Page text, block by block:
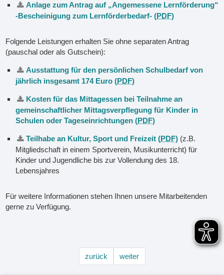
Anlage zum Antrag auf „Angemessene Lernförderung“
-Bescheinigung zum Lernförderbedarf- (PDF)
Folgende Leistungen erhalten Sie ohne separaten Antrag
(pauschal oder als Gutschein):
Ausstattung für den persönlichen Schulbedarf von
jährlich insgesamt 174 Euro (PDF)
Kosten für das Mittagessen bei Teilnahme an
gemeinschaftlicher Mittagsverpflegung für Kinder in
Schulen oder Tageseinrichtungen (PDF)
Teilhabe an Kultur, Sport und Freizeit (PDF) (z.B.
Mitgliedschaft in einem Sportverein, Musikunterricht) für
Kinder und Jugendliche bis zur Vollendung des 18.
Lebensjahres
Für weitere Informationen stehen Ihnen unsere Mitarbeitenden
gerne zu Verfügung.
zurück weiter